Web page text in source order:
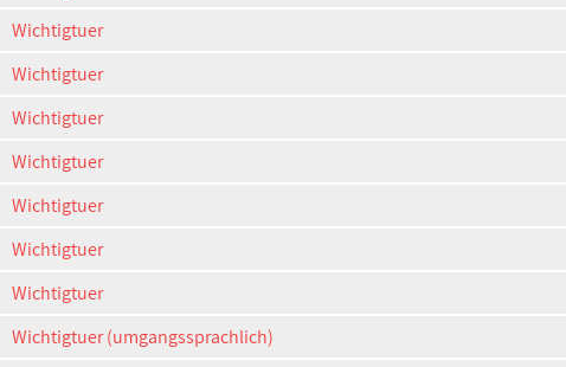
Wichtigtuer
Wichtigtuer
Wichtigtuer
Wichtigtuer
Wichtigtuer
Wichtigtuer
Wichtigtuer
Wichtigtuer (umgangssprachlich)